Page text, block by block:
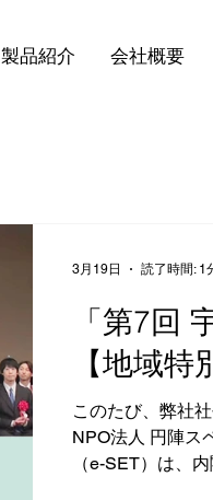
製品紹介 会社概要
「第7回
【地域
このたび、弊社
NPO法人 円陣ス
（e-SET）は、
3月19日 読了時間: 1